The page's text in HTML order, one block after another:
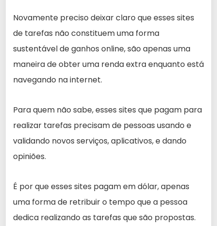
Novamente preciso deixar claro que esses sites
de tarefas não constituem uma forma
sustentável de ganhos online, são apenas uma
maneira de obter uma renda extra enquanto está
navegando na internet.
Para quem não sabe, esses sites que pagam para
realizar tarefas precisam de pessoas usando e
validando novos serviços, aplicativos, e dando
opiniões.
É por que esses sites pagam em dólar, apenas
uma forma de retribuir o tempo que a pessoa
dedica realizando as tarefas que são propostas.